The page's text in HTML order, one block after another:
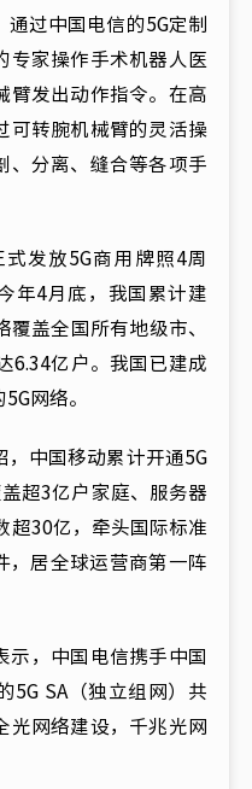
过中国电信的5G定制
专家操作手术机器人医
臂发出动作指令。在高
可转腕机械臂的灵活操
、分离、缝合等各项手
发放5G商用牌照4周
年4月底，我国累计建
覆盖全国所有地级市、
6.34亿户。我国已建成
网络。
中国移动累计开通5G
超3亿户家庭、服务器
超30亿，牵头国际标准
，居全球运营商第一阵
，中国电信携手中国
5G SA（独立组网）共
光网络建设，千兆光网